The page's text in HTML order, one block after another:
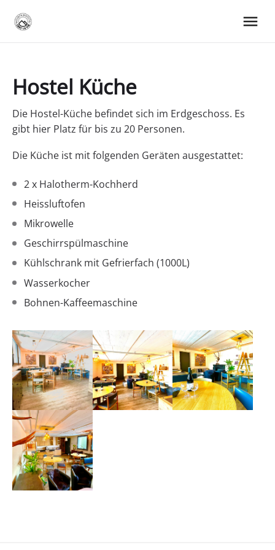
Hostel Küche
Die Hostel-Küche befindet sich im Erdgeschoss. Es
gibt hier Platz für bis zu 20 Personen.
Die Küche ist mit folgenden Geräten ausgestattet:
2 x Halotherm-Kochherd
Heissluftofen
Mikrowelle
Geschirrspülmaschine
Kühlschrank mit Gefrierfach (1000L)
Wasserkocher
Bohnen-Kaffeemaschine